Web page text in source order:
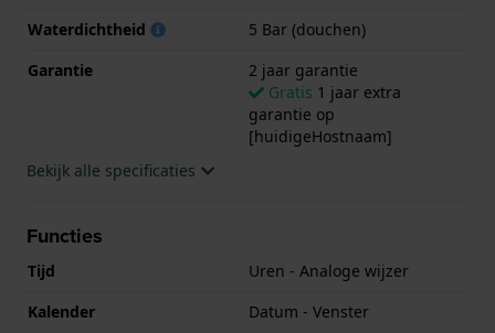
Waterdichtheid
5 Bar (douchen)
Garantie
2 jaar garantie
Gratis 1 jaar extra
garantie op
[huidigeHostnaam]
Bekijk alle specificaties
Functies
Tijd
Uren - Analoge wijzer
Kalender
Datum - Venster